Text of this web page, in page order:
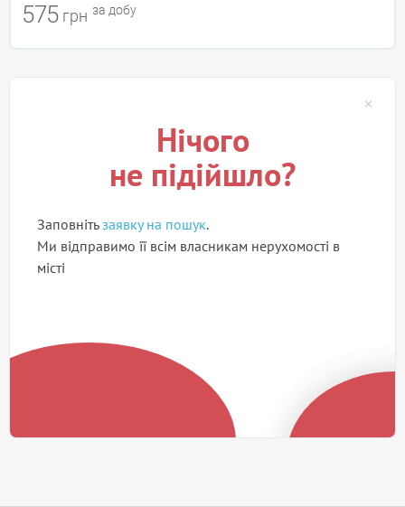
575 грн за добу
Нічого
не підійшло?
Заповнітьзаявку на пошук.
Ми відправимо її всім власникам нерухомості в
місті